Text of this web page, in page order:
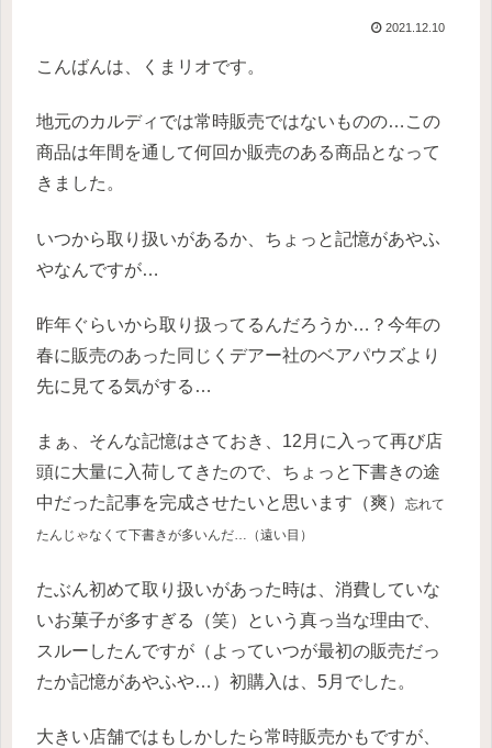
2021.12.10
こんばんは、くまリオです。
地元のカルディでは常時販売ではないものの…この
商品は年間を通して何回か販売のある商品となって
きました。
いつから取り扱いがあるか、ちょっと記憶があやふ
やなんですが…
昨年ぐらいから取り扱ってるんだろうか…？今年の
春に販売のあった同じくデアー社のベアパウズより
先に見てる気がする…
まぁ、そんな記憶はさておき、12月に入って再び店
頭に大量に入荷してきたので、ちょっと下書きの途
中だった記事を完成させたいと思います（爽）
忘れて
たんじゃなくて下書きが多いんだ…（遠い目）
たぶん初めて取り扱いがあった時は、消費していな
いお菓子が多すぎる（笑）という真っ当な理由で、
スルーしたんですが（よっていつが最初の販売だっ
たか記憶があやふや…）初購入は、5月でした。
大きい店舗ではもしかしたら常時販売かもですが、